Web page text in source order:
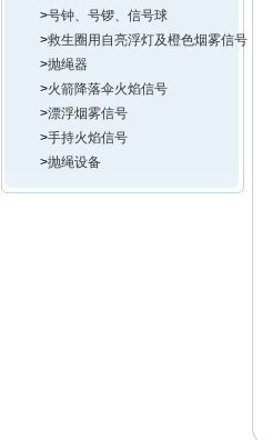
>号钟、号锣、信号球
>救生圈用自亮浮灯及橙色烟雾信号
>抛绳器
>火箭降落伞火焰信号
>漂浮烟雾信号
>手持火焰信号
>抛绳设备